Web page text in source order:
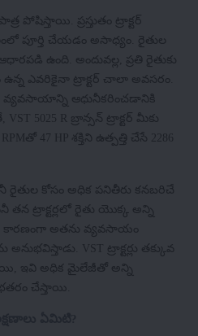
పోషిస్తాయి. ప్రస్తుతం ట్రాక్టర్
పూర్తి చేయడం అసాధ్యం. రైతుల
ఉంది. అందువల్ల, ప్రతి రైతుకు
ఎవరికైనా ట్రాక్టర్ చాలా అవసరం.
ఆధునీకరించడానికి
5025 R బ్రాన్సన్ ట్రాక్టర్ మీకు
47 HP శక్తిని ఉత్పత్తి చేసే 2286
రైతుల కోసం అధిక పనితీరు కనబరిచే
తన ట్రాక్టర్లలో రైతు యొక్క అన్ని
కారణంగా అతను వ్యవసాయం
VST ట్రాక్టర్లు తక్కువ
ఇవి అధిక మైలేజీతో అన్ని
చేస్తాయి.